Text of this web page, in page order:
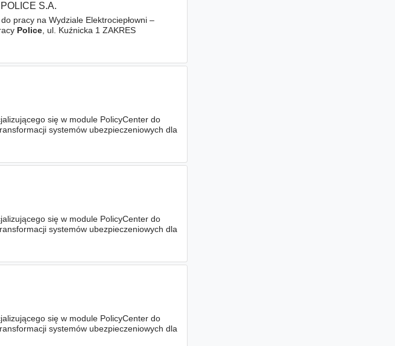
S.A.
pracy na Wydziale Elektrociepłowni –
Police, ul. Kuźnicka 1 ZAKRES
się w module PolicyCenter do
systemów ubezpieczeniowych dla
się w module PolicyCenter do
systemów ubezpieczeniowych dla
się w module PolicyCenter do
systemów ubezpieczeniowych dla